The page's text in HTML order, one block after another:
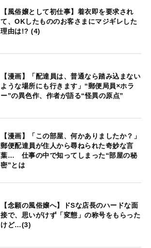
【風俗嬢として初仕事】着衣即を要求され
て、OKしたもののお客さまにマジギレした
理由は!? (4)
【漫画】「配達員は、普通なら踏み込まない
ような場所にも行きます」“郵便局員×ホラ
ー”の異色作、作者が語る“怪異の原点”
【漫画】「この部屋、何かありましたか？」
郵便配達員が住人から尋ねられた奇妙な言
葉… 仕事の中で知ってしまった“部屋の秘
密”とは
【念願の風俗嬢へ】ドSな店長のハードな面
接で、思いがけず「変態」の称号をもらった
けど…(3)